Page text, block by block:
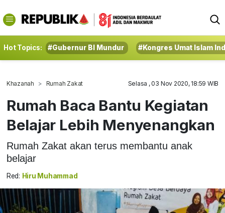
Hot Topics: #Gubernur BI Mundur #Kongres Umat Islam
Khazanah Rumah Zakat Selasa , 03 Nov 2020, 18:59 WIB
Rumah Baca Bantu Kegiatan
Belajar Lebih Menyenangkan
Rumah Zakat akan terus membantu anak
belajar
Red: Hiru Muhammad